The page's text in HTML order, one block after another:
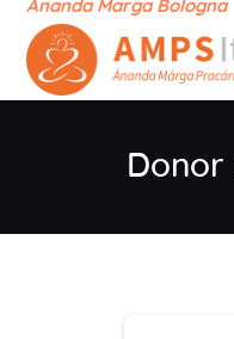
Ananda Marga Bologna
Donor